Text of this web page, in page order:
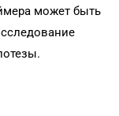
может быть